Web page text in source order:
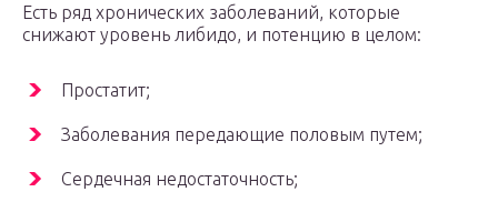
Есть ряд хронических заболеваний, которые
снижают уровень либидо, и потенцию в целом:
Простатит;
Заболевания передающие половым путем;
Сердечная недостаточность;